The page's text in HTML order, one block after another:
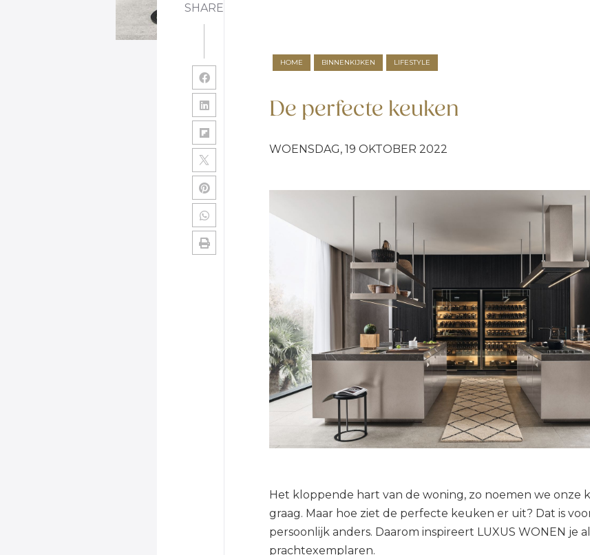
SHARE
HOME BINNENKIJKEN LIFESTYLE
De perfecte keuken
WOENSDAG, 19 OKTOBER 2022
Het kloppende hart van de woning, zo noemen we onze
graag. Maar hoe ziet de perfecte keuken er uit? Dat is
persoonlijk anders. Daarom inspireert LUXUS WONEN je
prachtexemplaren.